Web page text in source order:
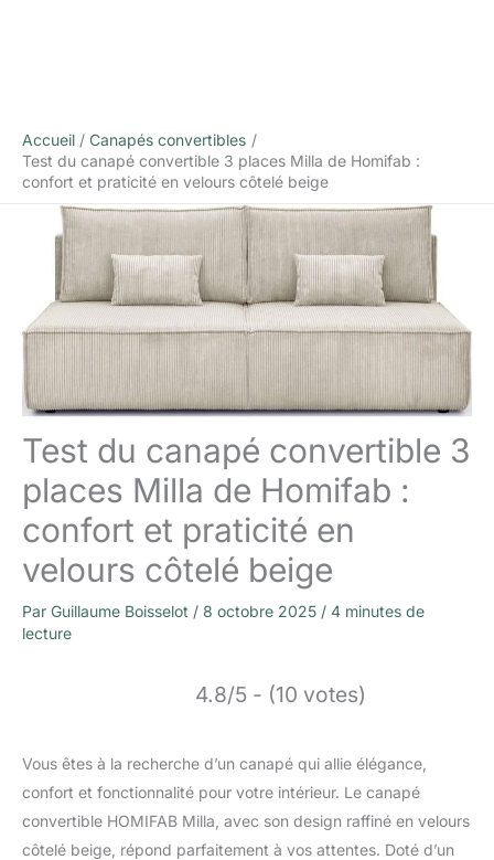
Accueil
Canapés convertibles
Test du canapé convertible 3 places Milla de Homifab :
confort et praticité en velours côtelé beige
Test du canapé convertible 3
places Milla de Homifab :
confort et praticité en
velours côtelé beige
Par Guillaume Boisselot / 8 octobre 2025 / 4 minutes de
lecture
4.8/5 - (10 votes)
Vous êtes à la recherche d’un canapé qui allie élégance,
confort et fonctionnalité pour votre intérieur. Le canapé
convertible HOMIFAB Milla, avec son design raffiné en velours
côtelé beige, répond parfaitement à vos attentes. Doté d’un